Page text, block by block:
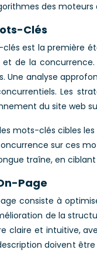
des
Clés
clés est la première
de la
Une analyse
Les
du site web
mots-clés cibles
sur ces
traîne, en
Page
consiste à
de la
claire et intuitive,
doivent